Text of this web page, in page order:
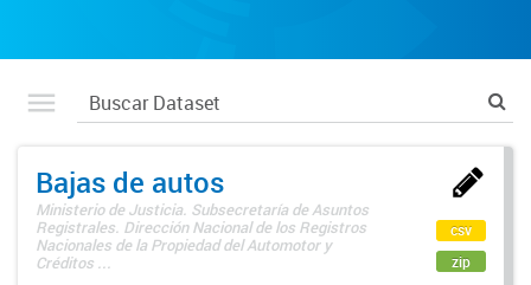
Bajas de autos
Ministerio de Justicia. Subsecretaría de Asuntos
Registrales. Dirección Nacional de los Registros
Nacionales de la Propiedad del Automotor y
Créditos ...
csv
zip